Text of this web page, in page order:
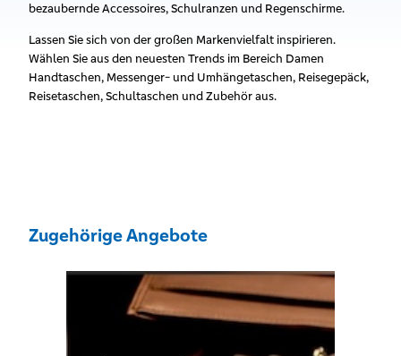
bezaubernde Accessoires, Schulranzen und Regenschirme.
Lassen Sie sich von der großen Markenvielfalt inspirieren.
Wählen Sie aus den neuesten Trends im Bereich Damen
Handtaschen, Messenger- und Umhängetaschen, Reisegepäck,
Reisetaschen, Schultaschen und Zubehör aus.
Zugehörige Angebote